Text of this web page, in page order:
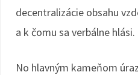
decentralizácie obsahu
a k čomu sa verbálne hlási.
No hlavným kameňom